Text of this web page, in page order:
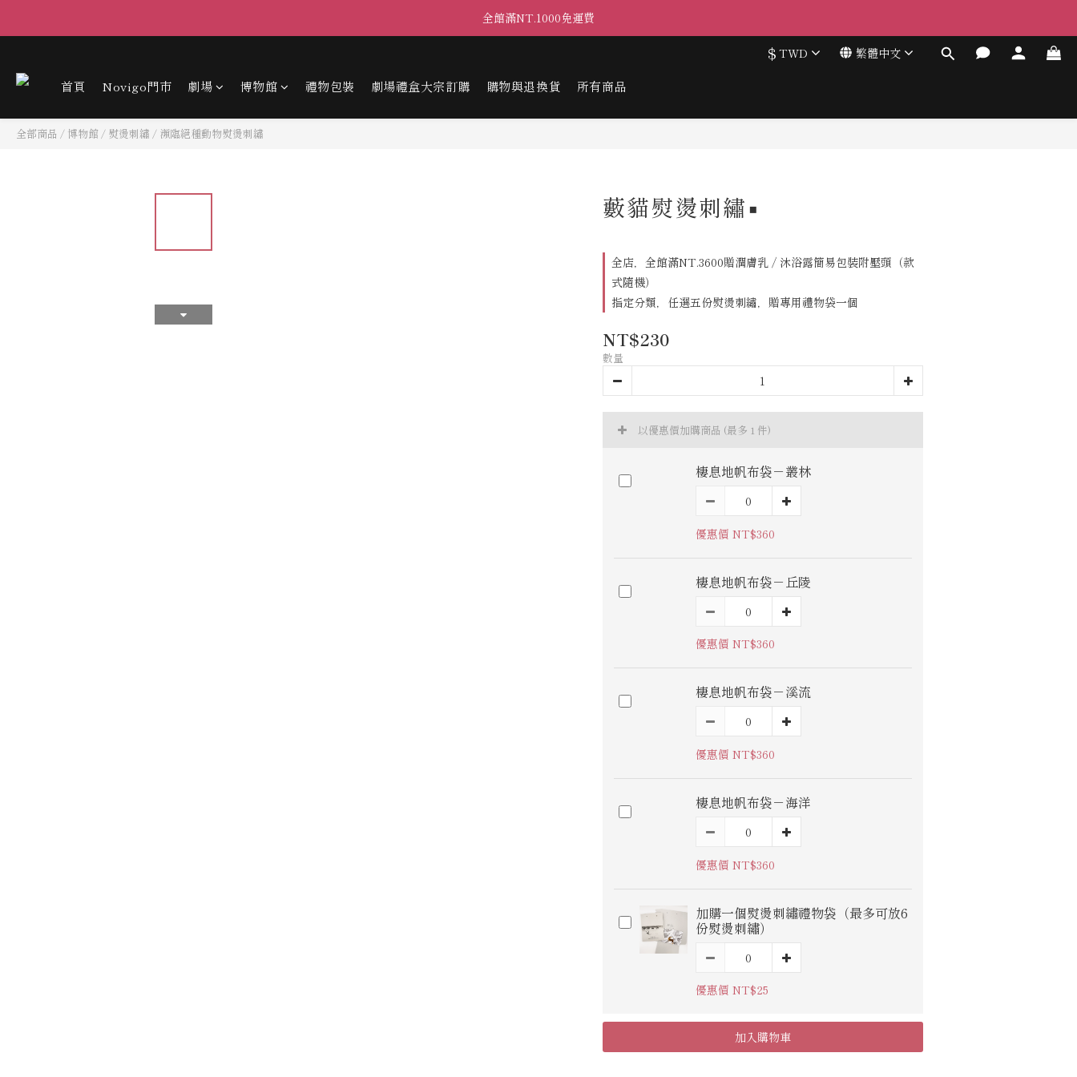
全館滿NT.1000免運費
$ TWD 繁體中文
首頁 Novigo門市 劇場 博物館 禮物包裝 劇場禮盒大宗訂購 購物與退換貨 所有商品
全部商品 / 博物館 / 熨燙刺繡 / 瀕臨絕種動物熨燙刺繡
藪貓熨燙刺繡▪️
全店，全館滿NT.3600贈潤膚乳 / 沐浴露簡易包裝附壓頭（款
式隨機）
指定分類，任選五份熨燙刺繡，贈專用禮物袋一個
NT$230
數量
以優惠價加購商品 (最多 1 件)
棲息地帆布袋－叢林
優惠價 NT$360
棲息地帆布袋－丘陵
優惠價 NT$360
棲息地帆布袋－溪流
優惠價 NT$360
棲息地帆布袋－海洋
優惠價 NT$360
加購一個熨燙刺繡禮物袋（最多可放6
份熨燙刺繡）
優惠價 NT$25
加入購物車